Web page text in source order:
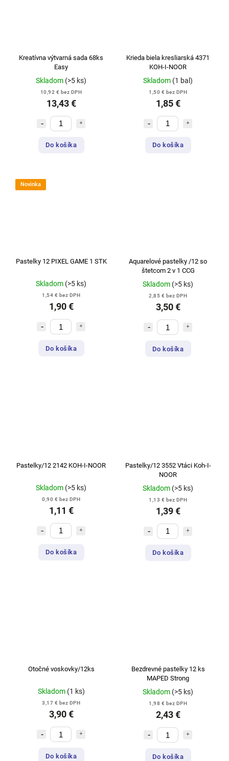
Kreatívna výtvarná sada 68ks
Easy
Skladom (>5 ks)
10,92 € bez DPH
13,43 €
Do košíka
Krieda biela kresliarská 4371
KOH-I-NOOR
Skladom (1 bal)
1,50 € bez DPH
1,85 €
Do košíka
Novinka
Pastelky 12 PIXEL GAME 1 STK
Skladom (>5 ks)
1,54 € bez DPH
1,90 €
Do košíka
Aquarelové pastelky /12 so
štetcom 2 v 1 CCG
Skladom (>5 ks)
2,85 € bez DPH
3,50 €
Do košíka
Pastelky/12 2142 KOH-I-NOOR
Skladom (>5 ks)
0,90 € bez DPH
1,11 €
Do košíka
Pastelky/12 3552 Vtáci Koh-I-
NOOR
Skladom (>5 ks)
1,13 € bez DPH
1,39 €
Do košíka
Otočné voskovky/12ks
Skladom (1 ks)
3,17 € bez DPH
3,90 €
Do košíka
Bezdrevné pastelky 12 ks
MAPED Strong
Skladom (>5 ks)
1,98 € bez DPH
2,43 €
Do košíka